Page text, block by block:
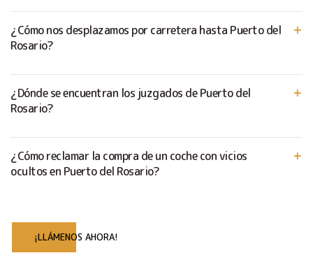
¿Cómo nos desplazamos por carretera hasta Puerto del
Rosario?
¿Dónde se encuentran los juzgados de Puerto del
Rosario?
¿Cómo reclamar la compra de un coche con vicios
ocultos en Puerto del Rosario?
¡LLÁMENOS AHORA!